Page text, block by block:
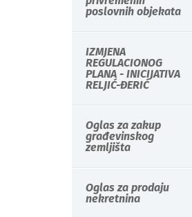
poslovnih objekata
IZMJENA
REGULACIONOG
PLANA - INICIJATIVA
RELJIĆ-ĐERIĆ
Oglas za zakup
građevinskog
zemljišta
Oglas za prodaju
nekretnina